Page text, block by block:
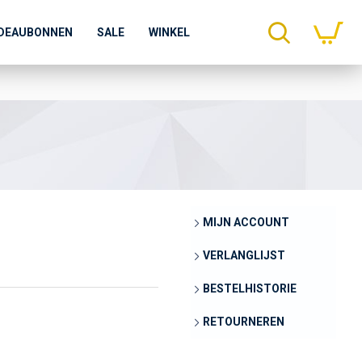
SALE WINKEL
MIJN ACCOUNT
VERLANGLIJST
BESTELHISTORIE
RETOURNEREN